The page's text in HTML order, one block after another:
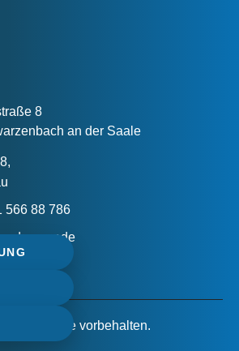
8
an der Saale
566 88 786
Alle Rechte vorbehalten.